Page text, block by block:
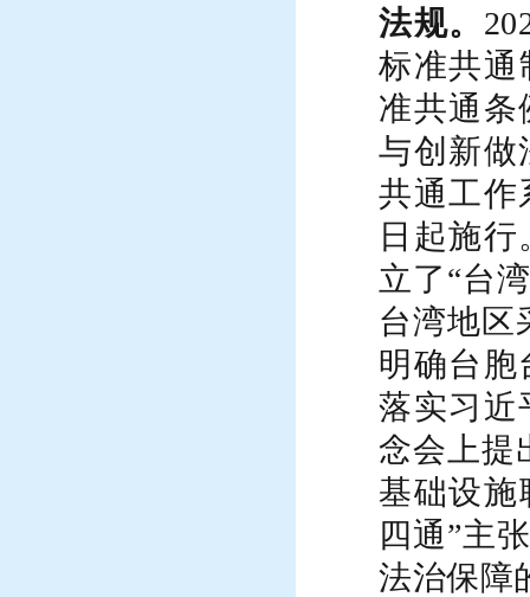
法规。
标准共通
准共通条
与创新做
共通工作
日起施行
立了“台
台湾地区
明确台胞
落实习近
念会上提
基础设施
四通”主
法治保障